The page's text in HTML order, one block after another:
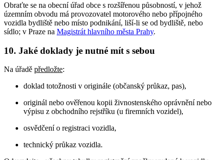
Obraťte se na obecní úřad obce s rozšířenou působností, v jehož
územním obvodu má provozovatel motorového nebo přípojného
vozidla bydliště nebo místo podnikání, liší-li se od bydliště, nebo
sídlo; v Praze na Magistrát hlavního města Prahy.
10. Jaké doklady je nutné mít s sebou
Na úřadě předložte:
doklad totožnosti v originále (občanský průkaz, pas),
originál nebo ověřenou kopii živnostenského oprávnění nebo
výpisu z obchodního rejstříku (u firemních vozidel),
osvědčení o registraci vozidla,
technický průkaz vozidla.